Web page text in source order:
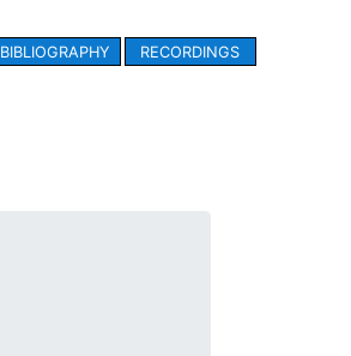
BIBLIOGRAPHY RECORDINGS